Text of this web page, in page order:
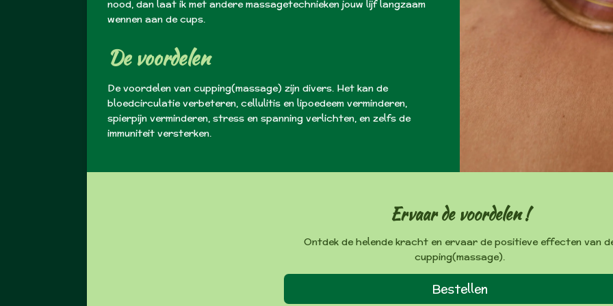
nood, dan laat ik met andere massagetechnieken jouw lijf langzaam
wennen aan de cups.
De voordelen
De voordelen van cupping(massage) zijn divers. Het kan de
bloedcirculatie verbeteren, cellulitis en lipoedeem verminderen,
spierpijn verminderen, stress en spanning verlichten, en zelfs de
immuniteit versterken.
Ervaar de voordelen !
Ontdek de helende kracht en ervaar de positieve effecten van
cupping(massage).
Bestellen